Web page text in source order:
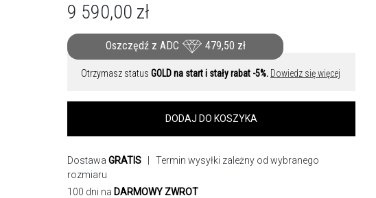
9 590,00 zł
Oszczędź z ADC 479,50 zł
Otrzymasz status GOLD na start i stały rabat -5%. Dowiedz się więcej
DODAJ DO KOSZYKA
Dostawa GRATIS | Termin wysyłki zależny od wybranego
rozmiaru
100 dni na DARMOWY ZWROT